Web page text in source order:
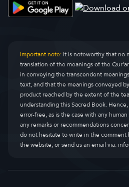
Important note:It is noteworthy that no
translation of the meanings of the
in conveying the transcendent
text, and that the meanings conveyed
product reached by the extent of the
understanding this Sacred Book.
error-free, as is the case with any
any remarks or recommendations
do not hesitate to write in the comment
the website, or send us an email via: